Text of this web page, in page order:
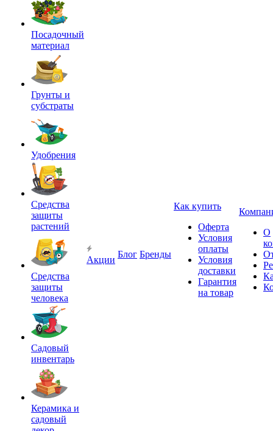
Посадочный
материал
Грунты и
субстраты
Удобрения
Средства
защиты
растений
Средства
защиты
человека
Садовый
инвентарь
Керамика и
садовый
Акции
Блог Бренды
Как купить
Оферта
Условия
оплаты
Условия
доставки
Гарантия
на товар
О